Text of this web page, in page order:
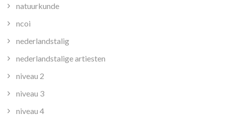
natuurkunde
ncoi
nederlandstalig
nederlandstalige artiesten
niveau 2
niveau 3
niveau 4